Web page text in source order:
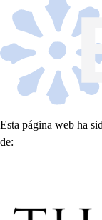
Esta página web ha
de: